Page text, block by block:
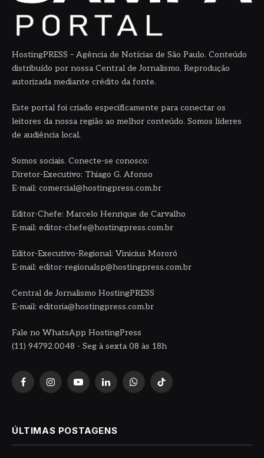
HostingPRESS – Agência de Notícias de São Paulo. Conteúdo
distribuído por nossa Central de Jornalismo. Reprodução
autorizada mediante crédito da fonte.
Este portal foi criado especificamente para conectar os
leitores da nossa região ao melhor conteúdo. Somos líderes
de audiência local.
Somos sociais. Conecte-se conosco:
Diretor-Executivo: Thiago G. Afonso
E-mail: comercial@hostingpress.com.br
Editor-Chefe: Marcelo Henrique de Carvalho
E-mail: editor-chefe@hostingpress.com.br
Editor-Executivo-Regional: Vinicius Mororó
E-mail: editor-regionalsp@hostingpress.com.br
Central de Jornalismo HostingPRESS
E-mail: editoria@hostingpress.com.br
Fale no WhatsApp HostingPress
(11) 94792.0048 - Seg à sexta 08 às 18h
FacebookInstagramYouTubeLinkedInWhatsAppTikTok
ÚLTIMAS POSTAGENS